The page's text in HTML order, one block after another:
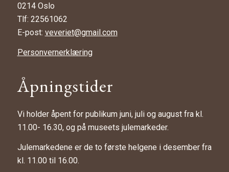
0214 Oslo
Tlf: 22561062
E-post: veveriet@gmail.com
Personvernerklæring
Åpningstider
Vi holder åpent for publikum juni, juli og august fra kl.
11.00- 16.30, og på museets julemarkeder.
Julemarkedene er de to første helgene i desember fra
kl. 11.00 til 16.00.